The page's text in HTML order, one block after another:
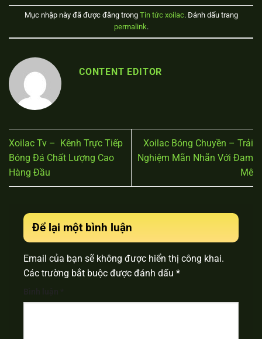
Mục nhập này đã được đăng trong Tin tức xoilac. Đánh dấu trang
permalink.
CONTENT EDITOR
Xoilac Tv – Kênh Trực Tiếp
Bóng Đá Chất Lượng Cao
Hàng Đầu
Xoilac Bóng Chuyền – Trải
Nghiệm Mãn Nhãn Với Đam
Mê
Để lại một bình luận
Email của bạn sẽ không được hiển thị công khai.
Các trường bắt buộc được đánh dấu *